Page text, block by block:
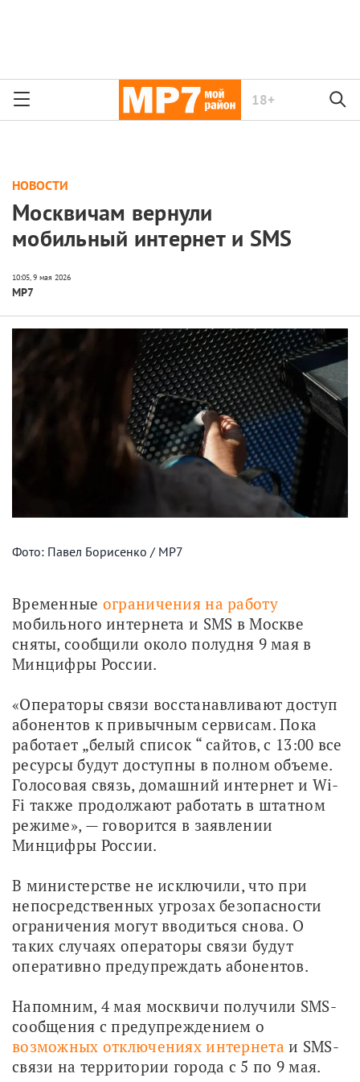
18+
НОВОСТИ
Москвичам вернули
мобильный интернет и SMS
МР7
Фото: Павел Борисенко / МР7
Временные ограничения на работу
мобильного интернета и SMS в Москве
сняты, сообщили около полудня 9 мая в
Минцифры России.
«Операторы связи восстанавливают доступ
абонентов к привычным сервисам. Пока
работает „белый список “ сайтов, с 13:00 все
ресурсы будут доступны в полном объеме.
Голосовая связь, домашний интернет и Wi-
Fi также продолжают работать в штатном
режиме», — говорится в заявлении
Минцифры России.
В министерстве не исключили, что при
непосредственных угрозах безопасности
ограничения могут вводиться снова. О
таких случаях операторы связи будут
оперативно предупреждать абонентов.
Напомним, 4 мая москвичи получили SMS-
возможных отключениях интернета и SMS-
связи на территории города с 5 по 9 мая.